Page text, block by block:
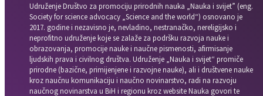
Udruženje Društvo za promociju prirodnih nauka „Nauka i svijet” (eng.
Society for science advocacy „Science and the world“) osnovano je
2017. godine i nezavisno je, nevladino, nestranačko, nereligijsko i
neprofitno udruženje koje se zalaže za podršku razvoja nauke i
obrazovanja, promocije nauke i naučne pismenosti, afirmisanje
ljudskih prava i civilnog društva. Udruženje „Nauka i svijet“ promiče
prirodne (bazične, primijenjene i razvojne nauke), ali i društvene nauke
kroz naučnu komunikaciju i naučno novinarstvo, radi na razvoju
naučnog novinarstva u BiH i regionu kroz website Nauka govori te